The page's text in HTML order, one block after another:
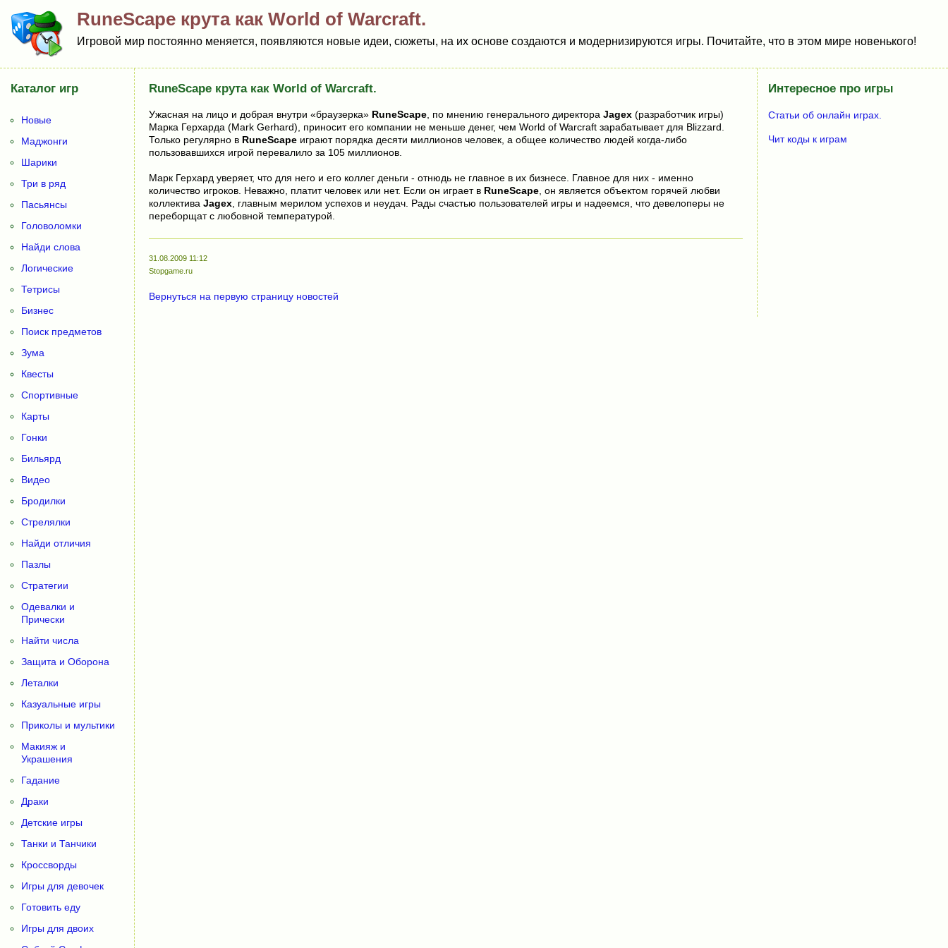
RuneScape крута как World of Warcraft.
Игровой мир постоянно меняется, появляются новые идеи, сюжеты, на их основе создаются и модернизируются игры. Почитайте, что в этом мире новенького!
RuneScape крута как World of Warcraft.
Ужасная на лицо и добрая внутри «браузерка» RuneScape , по мнению генерального директора Jagex (разработчик игры)
Марка Герхарда (Mark Gerhard), приносит его компании не меньше денег, чем World of Warcraft зарабатывает для Blizzard.
Только регулярно в RuneScape играют порядка десяти миллионов человек, а общее количество людей когда-либо
пользовавшихся игрой перевалило за 105 миллионов.
Марк Герхард уверяет, что для него и его коллег деньги - отнюдь не главное в их бизнесе. Главное для них - именно
количество игроков. Неважно, платит человек или нет. Если он играет в RuneScape , он является объектом горячей любви
коллектива Jagex , главным мерилом успехов и неудач. Рады счастью пользователей игры и надеемся, что девелоперы не
переборщат с любовной температурой.
31.08.2009 11:12
Stopgame.ru
Вернуться на первую страницу новостей
Каталог игр
Новые
Маджонги
Шарики
Три в ряд
Пасьянсы
Головоломки
Найди слова
Логические
Тетрисы
Бизнес
Поиск предметов
Зума
Квесты
Спортивные
Карты
Гонки
Бильярд
Видео
Бродилки
Стрелялки
Найди отличия
Пазлы
Стратегии
Одевалки и
Прически
Найти числа
Защита и Оборона
Леталки
Казуальные игры
Приколы и мультики
Макияж и
Украшения
Гадание
Драки
Детские игры
Танки и Танчики
Кроссворды
Игры для девочек
Готовить еду
Игры для двоих
Интересное про игры
Статьи об онлайн играх.
Чит коды к играм